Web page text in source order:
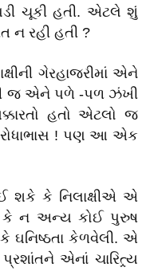
ચૂકી હતી. એટલે શું
ન રહી હતી ?
ગેરહાજરીમાં એને
જ એને પળે -પળ ઝંખી
હતો એટલો જ
! પણ આ એક
કે નિલાક્ષીએ એ
કે ન અન્ય કોઈ પુરુષ
ઘનિષ્ઠતા કેળવેલી. એ
એનાં ચારિત્ર્ય